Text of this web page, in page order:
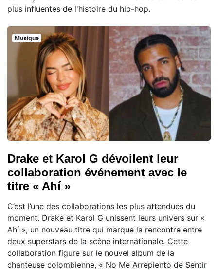
plus influentes de l'histoire du hip-hop.
Musique
Drake et Karol G dévoilent leur
collaboration événement avec le
titre « Ahí »
C’est l’une des collaborations les plus attendues du
moment. Drake et Karol G unissent leurs univers sur «
Ahí », un nouveau titre qui marque la rencontre entre
deux superstars de la scène internationale. Cette
collaboration figure sur le nouvel album de la
chanteuse colombienne, « No Me Arrepiento de Sentir